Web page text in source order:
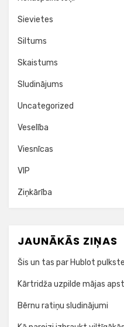
Sievietes
Siltums
Skaistums
Sludinājums
Uncategorized
Veselība
Viesnīcas
VIP
Ziņkārība
JAUNĀKĀS ZIŅAS
Šis un tas par Hublot
Kārtridža uzpilde mājas
Bērnu ratiņu sludinājumi